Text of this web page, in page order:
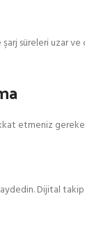
süreleri uzar
etmeniz
Dijital